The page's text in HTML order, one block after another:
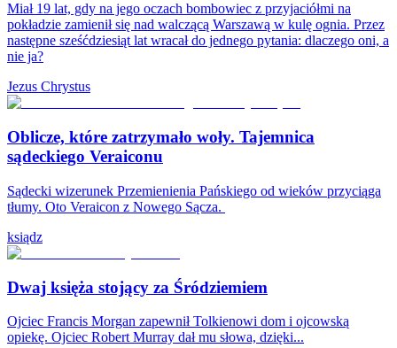
Miał 19 lat, gdy na jego oczach bombowiec z przyjaciółmi na
pokładzie zamienił się nad walczącą Warszawą w kulę ognia. Przez
następne sześćdziesiąt lat wracał do jednego pytania: dlaczego oni, a
nie ja?
Jezus Chrystus
Oblicze, które zatrzymało woły. Tajemnica
sądeckiego Veraiconu
Sądecki wizerunek Przemienienia Pańskiego od wieków przyciąga
tłumy. Oto Veraicon z Nowego Sącza.
ksiądz
Dwaj księża stojący za Śródziemiem
Ojciec Francis Morgan zapewnił Tolkienowi dom i ojcowską
opiekę. Ojciec Robert Murray dał mu słowa, dzięki...